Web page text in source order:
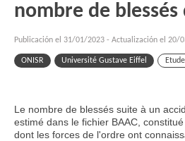
nombre de
Publicación el 31/01/2023 - Actualización el 20/
ONISR Université Gustave Eiffel Etude
Le nombre de blessés suite à un
estimé dans le fichier BAAC,
dont les forces de l'ordre ont